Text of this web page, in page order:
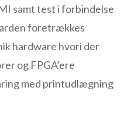
samt test i forbindelse
foretrækkes
hardware hvori der
og FPGA’ere
med printudlægning